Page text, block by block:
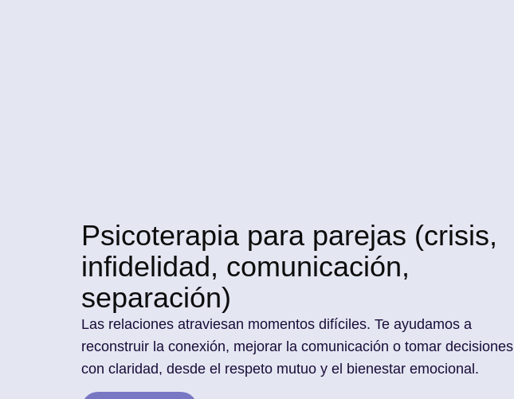
Psicoterapia para parejas (crisis,
infidelidad, comunicación,
separación)
Las relaciones atraviesan momentos difíciles. Te ayudamos a
reconstruir la conexión, mejorar la comunicación o tomar decisiones
con claridad, desde el respeto mutuo y el bienestar emocional.